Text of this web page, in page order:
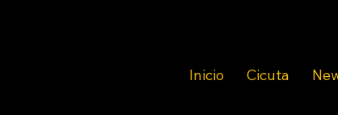
Inicio Cicuta